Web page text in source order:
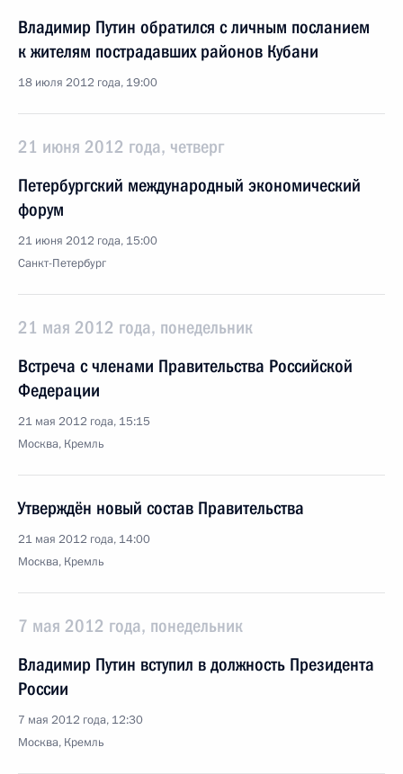
Владимир Путин обратился с личным посланием
к жителям пострадавших районов Кубани
18 июля 2012 года, 19:00
21 июня 2012 года, четверг
Петербургский международный экономический
форум
21 июня 2012 года, 15:00
Санкт-Петербург
21 мая 2012 года, понедельник
Встреча с членами Правительства Российской
Федерации
21 мая 2012 года, 15:15
Москва, Кремль
Утверждён новый состав Правительства
21 мая 2012 года, 14:00
Москва, Кремль
7 мая 2012 года, понедельник
Владимир Путин вступил в должность Президента
России
7 мая 2012 года, 12:30
Москва, Кремль